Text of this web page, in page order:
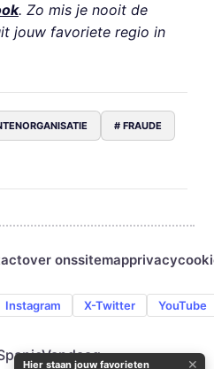
. Zo mis je nooit de
jouw favoriete regio in
# FRAUDE
over onssitemapprivacy
Instagram X-Twitter YouTube
Hier staan jouw favorieten ✕